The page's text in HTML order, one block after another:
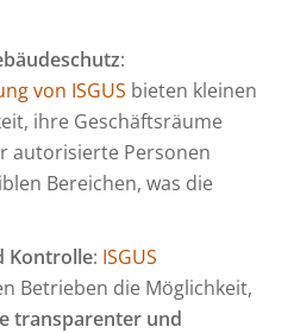
:
von ISGUS bieten kleinen
ihre Geschäftsräume
autorisierte Personen
Bereichen, was die
Kontrolle: ISGUS
Betrieben die Möglichkeit,
transparenter und